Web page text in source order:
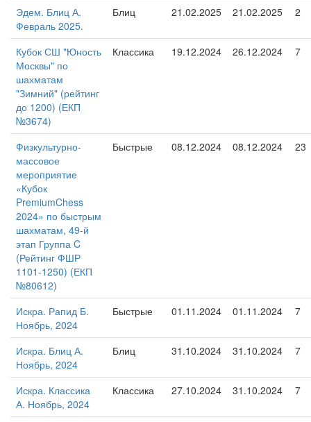
Эдем. Блиц А.
Февраль 2025.
Блиц 21.02.2025 21.02.2025 2
Кубок СШ "Юность
Москвы" по
шахматам
"Зимний" (рейтинг
до 1200) (ЕКП
№3674)
Классика 19.12.2024 26.12.2024 7
Физкультурно-
массовое
мероприятие
«Кубок
PremiumChess
2024» по быстрым
шахматам, 49-й
этап Группа C
(Рейтинг ФШР
1101-1250) (ЕКП
№80612)
Быстрые 08.12.2024 08.12.2024 23
Искра. Рапид Б.
Ноябрь, 2024
Быстрые 01.11.2024 01.11.2024 7
Искра. Блиц А.
Ноябрь, 2024
Блиц 31.10.2024 31.10.2024 7
Искра. Классика
А. Ноябрь, 2024
Классика 27.10.2024 31.10.2024 7